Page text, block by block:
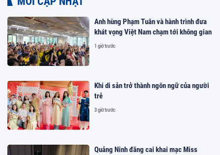
Anh hùng Phạm Tuân và hành trình đưa
khát vọng Việt Nam chạm tới không gian
1 giờ trước
Khi di sản trở thành ngôn ngữ của người
trẻ
3 giờ trước
Quảng Ninh đăng cai khai mạc Miss